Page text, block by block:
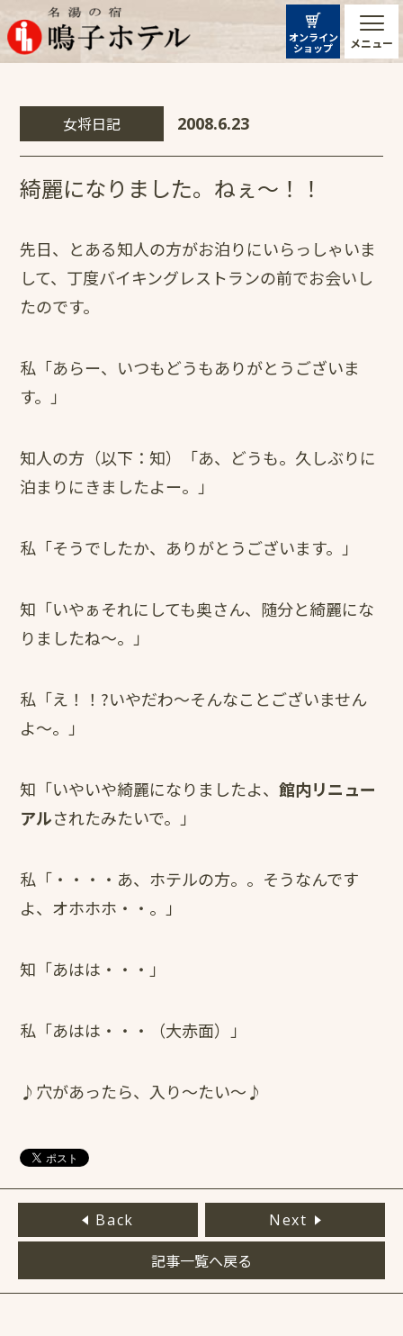
メニュー
オンライン
ショップ
女将日記 2008.6.23
綺麗になりました。ねぇ～！！
先日、とある知人の方がお泊りにいらっしゃいま
して、丁度バイキングレストランの前でお会いし
たのです。
私「あらー、いつもどうもありがとうございま
す。」
知人の方（以下：知）「あ、どうも。久しぶりに
泊まりにきましたよー。」
私「そうでしたか、ありがとうございます。」
知「いやぁそれにしても奥さん、随分と綺麗にな
りましたね～。」
私「え！！?いやだわ～そんなことございません
よ～。」
知「いやいや綺麗になりましたよ、館内リニュー
アルされたみたいで。」
私「・・・・あ、ホテルの方。。そうなんです
よ、オホホホ・・。」
知「あはは・・・」
私「あはは・・・（大赤面）」
♪穴があったら、入り～たい～♪
Back Next
記事一覧へ戻る